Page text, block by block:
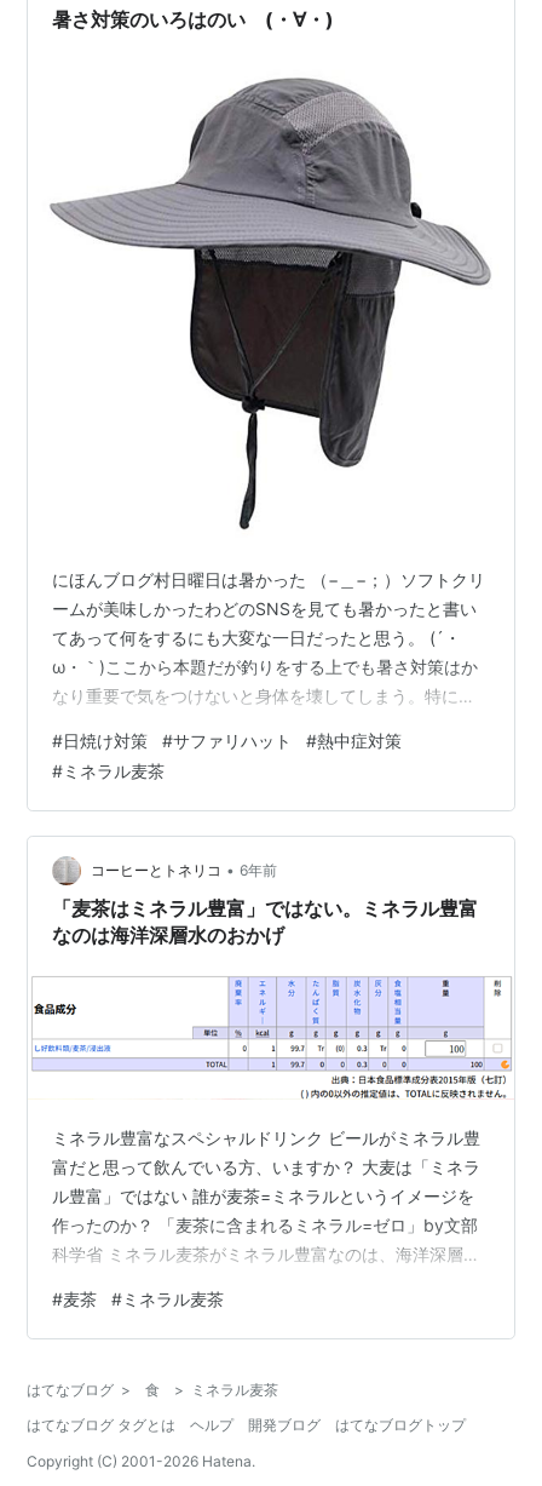
暑さ対策のいろはのい (・∀・)
にほんブログ村日曜日は暑かった （−＿−；）ソフトクリ
ームが美味しかったわどのSNSを見ても暑かったと書い
てあって何をするにも大変な一日だったと思う。 (´・
ω・｀)ここから本題だが釣りをする上でも暑さ対策はか
なり重要で気をつけないと身体を壊してしまう。特にコ
そういう人は暑さ対策に気をつけて欲しい。そうでない
と熱中症になり最悪命を落とすことになりかねない。塩
ジャケの人は水分補給と日焼け対策に気をつけている。
水分補給にはミネラル麦茶 (・∀・)伊藤園 健康ミネラル
むぎ茶 650ml×24本健康ミネラルむぎ茶Amazonスポー
ツドリンクでもいいのだ…
#日焼け対策 #サファリハット #熱中症対策
#ミネラル麦茶
コーヒーとトネリコ • 6年前
「麦茶はミネラル豊富」ではない。ミネラル豊富
なのは海洋深層水のおかげ
ミネラル豊富なスペシャルドリンク ビールがミネラル豊
富だと思って飲んでいる方、いますか？ 大麦は「ミネラ
ル豊富」ではない 誰が麦茶=ミネラルというイメージを
作ったのか？ 「麦茶に含まれるミネラル=ゼロ」by文部
科学省 ミネラル麦茶がミネラル豊富なのは、海洋深層水
端は、陸上部に所属している長男だった。 長男の陸上部
では、夏季にスペシャルドリンクを作って部員が飲んで
青汁 麦茶 クエン酸 あとなにか忘れた ちなみに全然おい
しくないらしい。おいしくないのに飲んでいる理由は、
指導の先生が怖いから…
#麦茶 #ミネラル麦茶
はてなブログ > 食 >
ミネラル麦茶
はてなブログ タグとは
ヘルプ 開発ブログ
はてなブログトップ
Copyright (C) 2001-2026 Hatena.